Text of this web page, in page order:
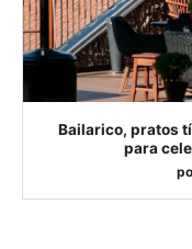
Bailarico, pratos
para